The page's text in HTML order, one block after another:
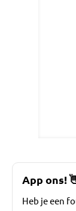
App ons!
Heb je een